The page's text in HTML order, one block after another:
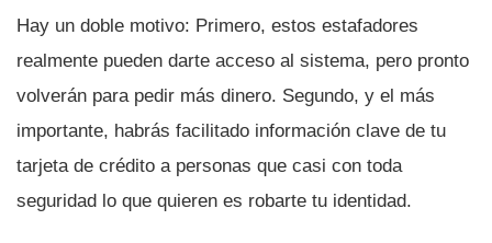
Hay un doble motivo: Primero, estos estafadores
realmente pueden darte acceso al sistema, pero pronto
volverán para pedir más dinero. Segundo, y el más
importante, habrás facilitado información clave de tu
tarjeta de crédito a personas que casi con toda
seguridad lo que quieren es robarte tu identidad.